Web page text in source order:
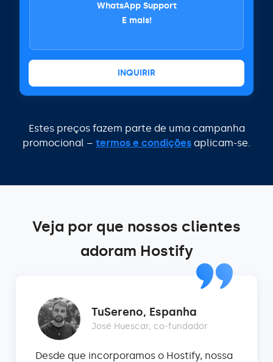
WhatsApp Support
E mais!
INQUIRIR
Estes preços fazem parte de uma campanha
promocional – termos e condições aplicam-se.
Veja por que nossos clientes
adoram Hostify
TuSereno, Espanha
José Huescar, co-fundador
Desde que incorporamos o Hostify, nossa